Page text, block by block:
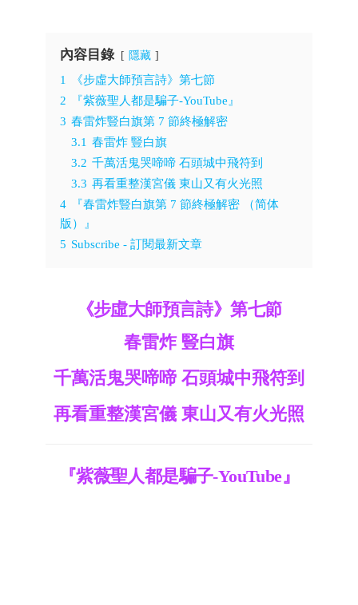
內容目錄 隱藏
1
《步虛大師預言詩》第七節
2
『紫薇聖人都是騙子-YouTube』
3 春雷炸豎白旗第 7 節終極解密
3.1 春雷炸 豎白旗
3.2 千萬活鬼哭啼啼 石頭城中飛符到
3.3 再看重整漢宮儀 東山又有火光照
4
『春雷炸豎白旗第 7 節終極解密 （简体
版）』
5 Subscribe - 訂閱最新文章
《步虛大師預言詩》第七節
春雷炸 豎白旗
千萬活鬼哭啼啼 石頭城中飛符到
再看重整漢宮儀 東山又有火光照
『紫薇聖人都是騙子-YouTube』